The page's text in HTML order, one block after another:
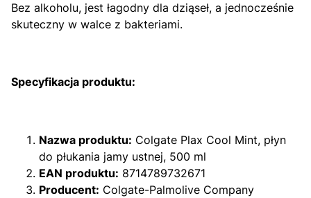
Bez alkoholu, jest łagodny dla dziąseł, a jednocześnie
skuteczny w walce z bakteriami.
Specyfikacja produktu:
Nazwa produktu: Colgate Plax Cool Mint, płyn
do płukania jamy ustnej, 500 ml
EAN produktu: 8714789732671
Producent: Colgate-Palmolive Company